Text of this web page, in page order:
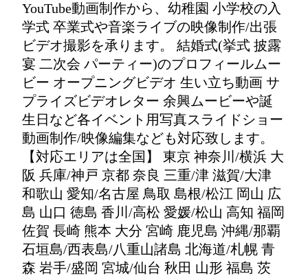
YouTube動画制作から、幼稚園 小学校の入
学式 卒業式や音楽ライブの映像制作/出張
ビデオ撮影を承ります。 結婚式(挙式 披露
宴 二次会 パーティー)のプロフィールムー
ビー オープニングビデオ 生い立ち動画 サ
プライズビデオレター 余興ムービーや誕
生日など各イベント用写真スライドショー
動画制作/映像編集なども対応致します。
【対応エリアは全国】 東京 神奈川/横浜 大
阪 兵庫/神戸 京都 奈良 三重/津 滋賀/大津
和歌山 愛知/名古屋 鳥取 島根/松江 岡山 広
島 山口 徳島 香川/高松 愛媛/松山 高知 福岡
佐賀 長崎 熊本 大分 宮崎 鹿児島 沖縄/那覇
石垣島/西表島/八重山諸島 北海道/札幌 青
森 岩手/盛岡 宮城/仙台 秋田 山形 福島 茨